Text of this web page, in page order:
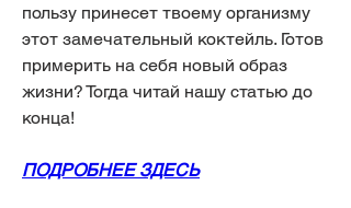
пользу принесет твоему организму
этот замечательный коктейль. Готов
примерить на себя новый образ
жизни? Тогда читай нашу статью до
конца!
ПОДРОБНЕЕ ЗДЕСЬ